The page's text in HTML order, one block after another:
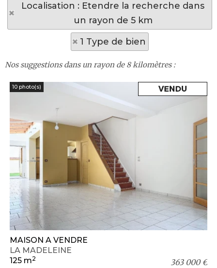
Localisation : Etendre la recherche dans
un rayon de 5 km
1 Type de bien
Nos suggestions dans un rayon de 8 kilomètres :
10 photo(s)
MAISON A VENDRE
LA MADELEINE
125 m2
363 000 €